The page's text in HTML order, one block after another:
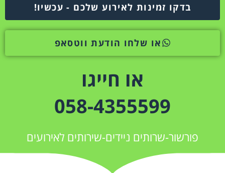
בדקו זמינות לאירוע שלכם - עכשיו!
או שלחו הודעת ווטסאפ
או חייגו
058-4355599
פורשור-שרותים ניידים-שירותים לאירועים